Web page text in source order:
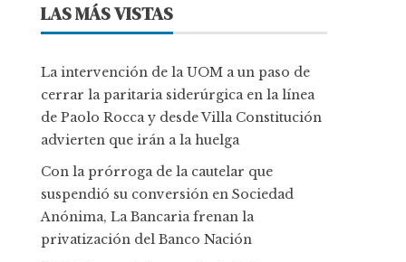
LAS MÁS VISTAS
La intervención de la UOM a un paso de
cerrar la paritaria siderúrgica en la línea
de Paolo Rocca y desde Villa Constitución
advierten que irán a la huelga
Con la prórroga de la cautelar que
suspendió su conversión en Sociedad
Anónima, La Bancaria frenan la
privatización del Banco Nación